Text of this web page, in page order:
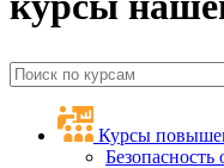
Курсы
Безопасность